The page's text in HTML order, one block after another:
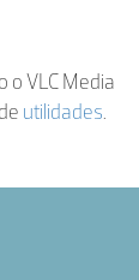
o VLC Media
utilidades.